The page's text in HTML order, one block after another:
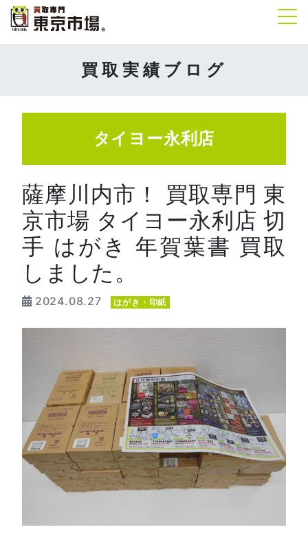
買取実績ブログ
タイヨー永利店
薩摩川内市！ 買取専門 東
京市場 タイヨー永利店 切
手 はがき 年賀葉書 買取
しました。
2024.08.27 はがき・印紙